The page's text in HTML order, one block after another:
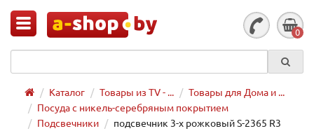
0
Каталог Товары из TV - ...
Товары для Дома и ...
Посуда с никель-серебряным покрытием
Подсвечники
подсвечник 3-х рожковый S-2365 R3